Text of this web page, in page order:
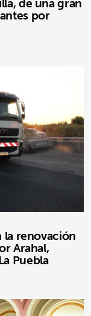
por
renovación
Arahal,
Puebla